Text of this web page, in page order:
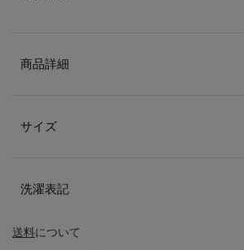
送料について
商品詳細
サイズ
洗濯表記